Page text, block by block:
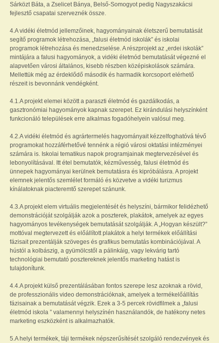
Sárközt Báta, a Zselicet Bánya, Belső-Somogyot pedig Nagyszakácsi
fejlesztő csapatai szerveznék össze.
4.A vidéki életmód jellemzőinek, hagyományainak életszerű bemutatását
segítő programok létrehozása, „falusi életmód iskolák” és iskolai
programok létrehozása és menedzselése. A részprojekt az „erdei iskolák”
mintájára a falusi hagyományok, a vidéki életmód bemutatását végezné el
alapvetően városi általános, kisebb részben középiskolások számára.
Mellettük még az érdeklődő második és harmadik korcsoport elérhető
részeit is bevonnánk vendégként.
4.1.A projekt elemei között a paraszti életmód és gazdálkodás, a
gasztronómiai hagyományok kapnak szerepet. Ez kirándulási helyszínként
funkcionáló települések erre alkalmas fogadóhelyein valósul meg.
4.2.A vidéki életmód és agrártermelés hagyományait kézzelfoghatóvá tévő
programokat hozzáférhetővé tennénk a régió városi oktatási intézményei
számára is. Iskolai tematikus napok programjainak megtervezésével és
lebonyolításával. Itt étel bemutatók, kézművesség, falusi életmód és
ünnepek hagyományai kerülnek bemutatásra és kipróbálásra. A projekt
elemnek jelentős szemlélet formáló és közvetve a vidéki turizmus
kínálatoknak piacteremtő szerepet szánunk.
4.3.A projekt elem virtuális megjelentését és helyszíni, bármikor felidézhető
demonstrációját szolgálják azok a poszterek, plakátok, amelyek az egyes
hagyományos tevékenységek bemutatását szolgálják. A „Hogyan készült?”
mottóval megtervezett és előállított plakátok a helyi termékek előállítási
fázisait prezentálják szöveges és grafikus bemutatás kombinációjával. A
hústól a kolbászig, a gyümölcstől a pálinkáig, vagy lekvárig tartó
technológiai bemutató posztereknek jelentős marketing hatást is
tulajdonítunk.
4.4.A projekt külső prezentálásában fontos szerepe lesz azoknak a rövid,
de professzionális video demonstrációknak, amelyek a termékelőállítás
fázisainak a bemutatását végzik. Ezek a 3-5 percek rövidfilmek a „falusi
életmód iskola ” valamennyi helyszínén használandók, de hatékony netes
marketing eszközként is alkalmazhatók.
5.A helyi termékek, táji termékek népszerűsítését szolgáló rendezvények és